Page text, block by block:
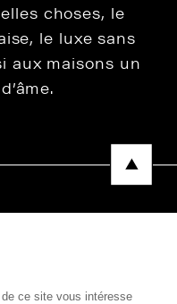
choses, le
le luxe sans
aux maisons un
ce site vous intéresse